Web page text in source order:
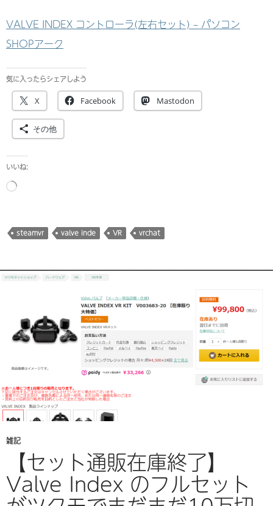
VALVE INDEX コントローラ(左右セット) – パソコン
SHOPアーク
気に入ったらシェアしよう
X Facebook Mastodon
その他
いいね:
読
み
中…
steamvr valve inde VR vrchat
雑記
【セット通販在庫終了】
Valve Index のフルセット